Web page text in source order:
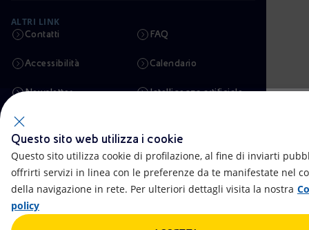
ALTRI LINK
Contatti FAQ
Accessibilità Calendario
Newsletter Intelligenza artificiale
Whistleblowing eniSpace
Remit Alluvioni
Questo sito web utilizza i cookie
Questo sito utilizza cookie di profilazione, al fine di inviarti
offrirti servizi in linea con le preferenze da te manifestate nel
della navigazione in rete. Per ulteriori dettagli visita la nostra
policy